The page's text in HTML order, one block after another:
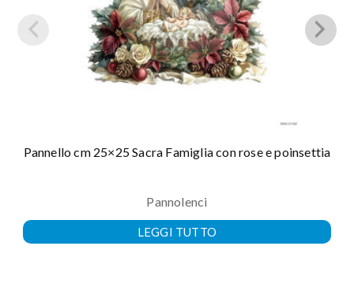
Pannello cm 25×25 Sacra Famiglia con rose e poinsettia
Pannolenci
LEGGI TUTTO